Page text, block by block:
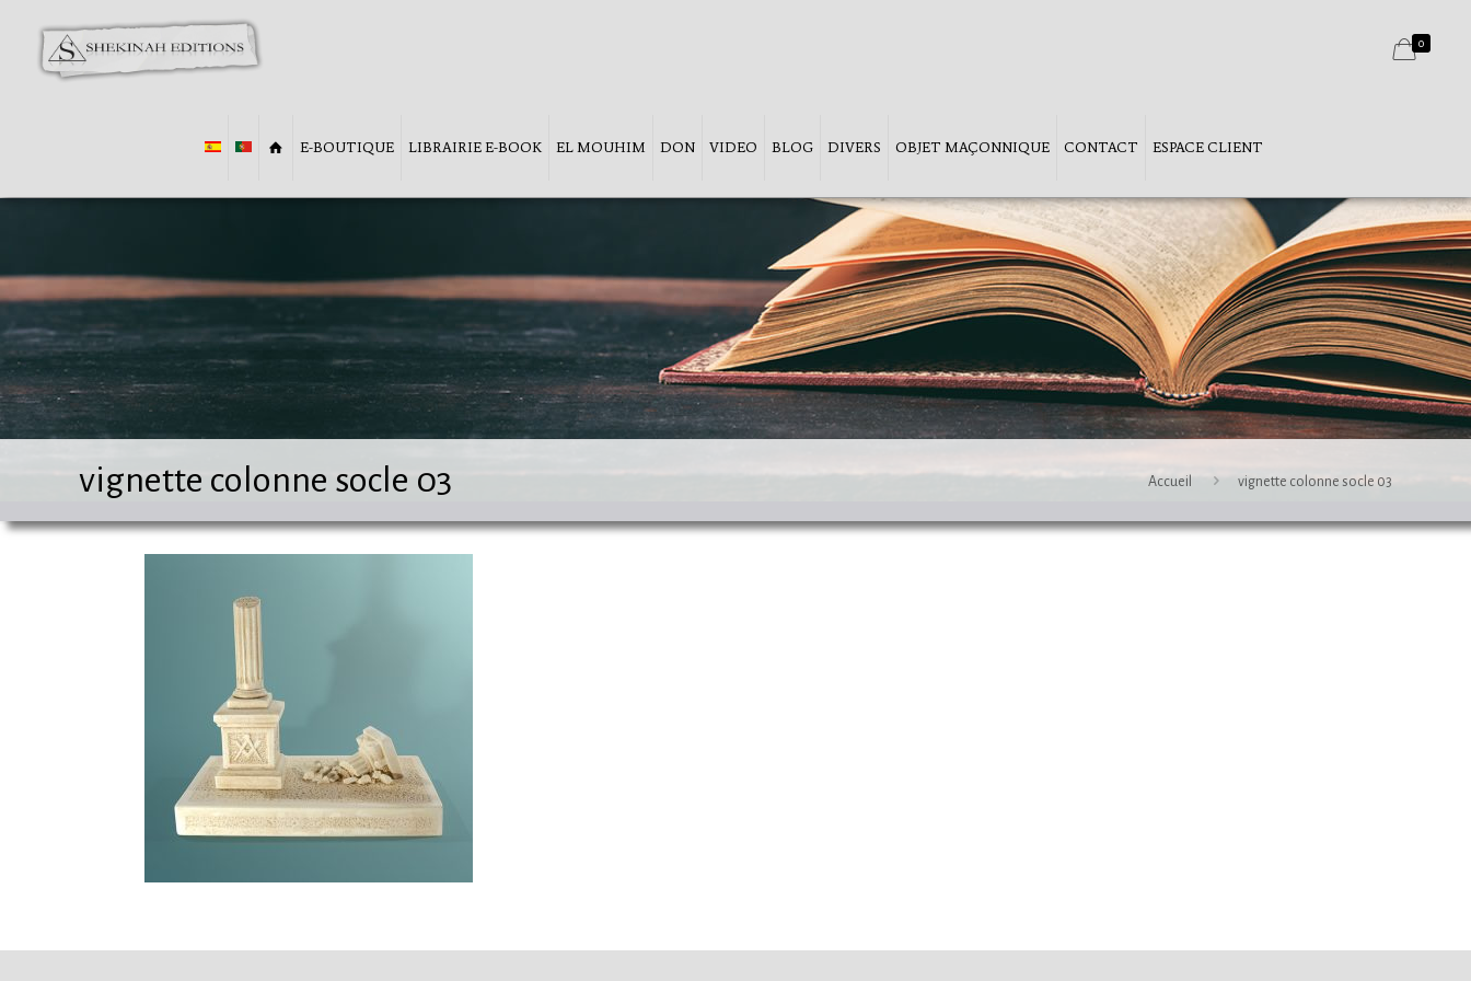
E-BOUTIQUE LIBRAIRIE E-BOOK EL MOUHIM DON VIDEO BLOG DIVERS OBJET MAÇONNIQUE CONTACT ESPACE CLIENT
0
vignette colonne socle 03 Accueil vignette colonne socle 03